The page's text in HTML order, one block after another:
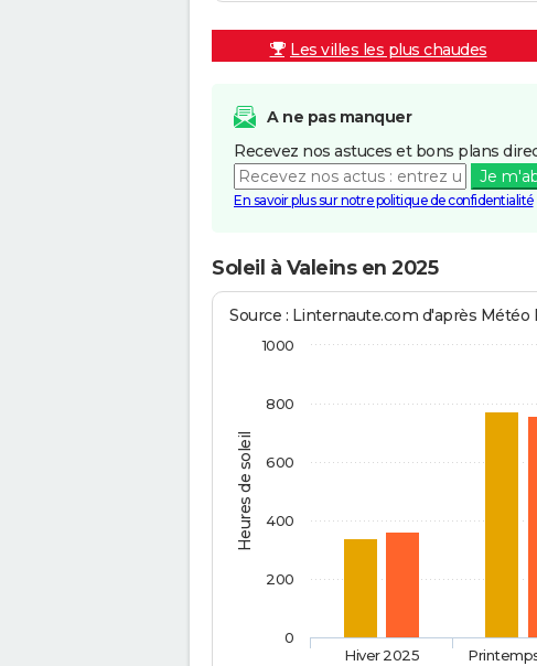
Les villes les plus chaudes
A ne pas manquer
Recevez nos astuces et bons plans
Je
En savoir plus sur notre politique de confidentialité
Soleil à Valeins en 2025
Heures de soleil
Source : Linternaute.com d'après Météo
Hiver 2025
0
200
400
600
800
1000